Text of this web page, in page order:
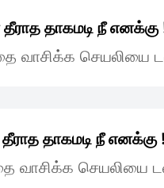
தாகமடி நீ எனக்கு
வாசிக்க செயலியை
தாகமடி நீ எனக்கு
வாசிக்க செயலியை